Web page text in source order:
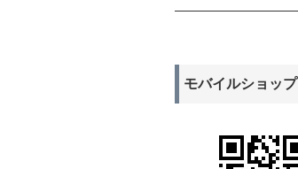
モバイルショップ